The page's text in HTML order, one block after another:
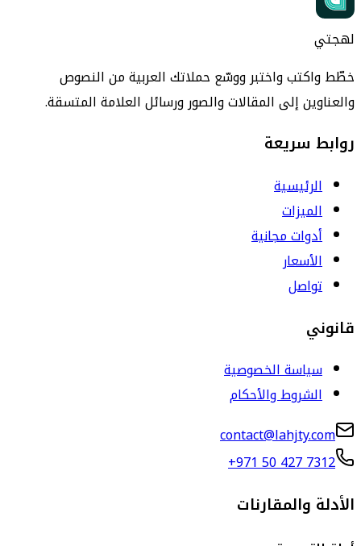
لهجتي
خطّط واكتب واختبر ووسّع حملاتك العربية من النصوص
والعناوين إلى المقالات والصور ورسائل العلامة المتسقة.
روابط سريعة
الرئيسية
الميزات
أدوات مجانية
الأسعار
تواصل
قانوني
سياسة الخصوصية
الشروط والأحكام
contact@lahjty.com
+971 50 427 7312
الأدلة والمقارنات